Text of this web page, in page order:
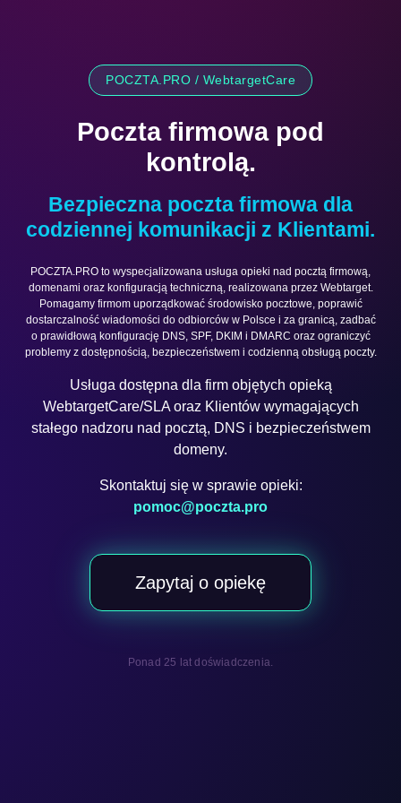
POCZTA.PRO / WebtargetCare
Poczta firmowa pod
kontrolą.
Bezpieczna poczta firmowa dla
codziennej komunikacji z Klientami.
POCZTA.PRO to wyspecjalizowana usługa opieki nad pocztą firmową,
domenami oraz konfiguracją techniczną, realizowana przez Webtarget.
Pomagamy firmom uporządkować środowisko pocztowe, poprawić
dostarczalność wiadomości do odbiorców w Polsce i za granicą, zadbać
o prawidłową konfigurację DNS, SPF, DKIM i DMARC oraz ograniczyć
problemy z dostępnością, bezpieczeństwem i codzienną obsługą poczty.
Usługa dostępna dla firm objętych opieką
WebtargetCare/SLA oraz Klientów wymagających
stałego nadzoru nad pocztą, DNS i bezpieczeństwem
domeny.
Skontaktuj się w sprawie opieki:
pomoc@poczta.pro
Zapytaj o opiekę
Ponad 25 lat doświadczenia.